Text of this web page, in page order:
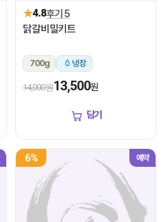
★4.8후기 5
닭갈비밀키트
700g 냉장
14,000원13,500원
담기
6% 예약